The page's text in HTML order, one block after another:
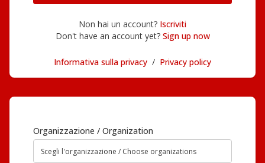
Non hai un account? Iscriviti
Don't have an account yet? Sign up now
Informativa sulla privacy / Privacy policy
Organizzazione / Organization